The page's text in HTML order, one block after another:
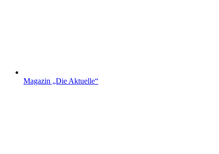
Magazin „Die Aktuelle“